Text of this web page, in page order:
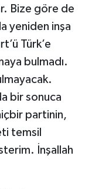
Bize göre de
yeniden inşa
Türk’e
bulmadı.
bir sonuca
partinin,
temsil
İnşallah